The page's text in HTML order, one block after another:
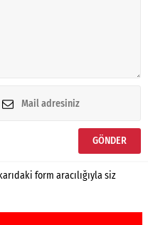
form aracılığıyla siz